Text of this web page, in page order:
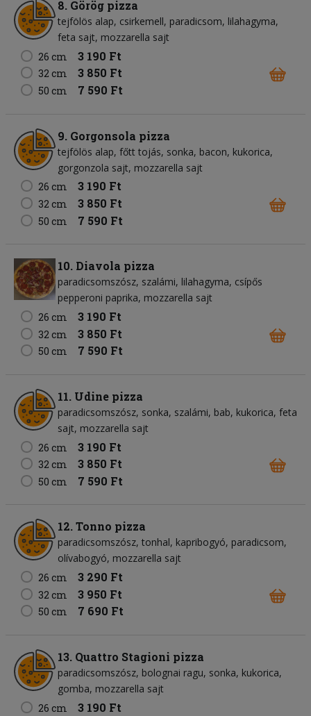
8. Görög pizza
tejfölös alap csirkemell paradicsom lilahagyma
feta sajt mozzarella sajt
26 cm
3 190 Ft
32 cm 3 850 Ft
50 cm 7 590 Ft
9. Gorgonsola pizza
tejfölös alap főtt tojás sonka bacon kukorica
gorgonzola sajt mozzarella sajt
26 cm
3 190 Ft
32 cm 3 850 Ft
50 cm 7 590 Ft
10. Diavola pizza
paradicsomszósz szalámi lilahagyma csípős
pepperoni paprika mozzarella sajt
26 cm
3 190 Ft
32 cm 3 850 Ft
50 cm 7 590 Ft
11. Udine pizza
paradicsomszósz sonka szalámi bab kukorica feta
sajt mozzarella sajt
26 cm
3 190 Ft
32 cm 3 850 Ft
50 cm 7 590 Ft
12. Tonno pizza
paradicsomszósz tonhal kapribogyó paradicsom
olívabogyó mozzarella sajt
26 cm
3 290 Ft
32 cm 3 950 Ft
50 cm 7 690 Ft
13. Quattro Stagioni pizza
paradicsomszósz bolognai ragu sonka kukorica
gomba mozzarella sajt
26 cm
3 190 Ft